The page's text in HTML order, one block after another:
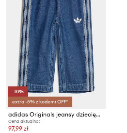
-10%
extra -5% z kodem: OFF*
adidas Originals jeansy dziecięce
Cena aktualna:
97,99 zł